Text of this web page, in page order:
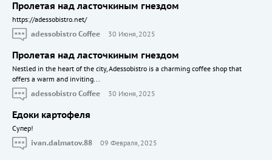
Пролетая над ласточкиным гнездом
https://adessobistro.net/
adessobistro Coffee
30 Июня, 2025
Пролетая над ласточкиным гнездом
Nestled in the heart of the city, Adessobistro is a charming coffee shop that
offers a warm and inviting...
adessobistro Coffee
30 Июня, 2025
Едоки картофеля
Cупер!
ivan.dalmatov.88
09 Февраля, 2025